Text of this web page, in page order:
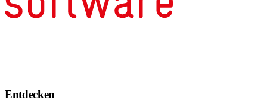
Entdecken